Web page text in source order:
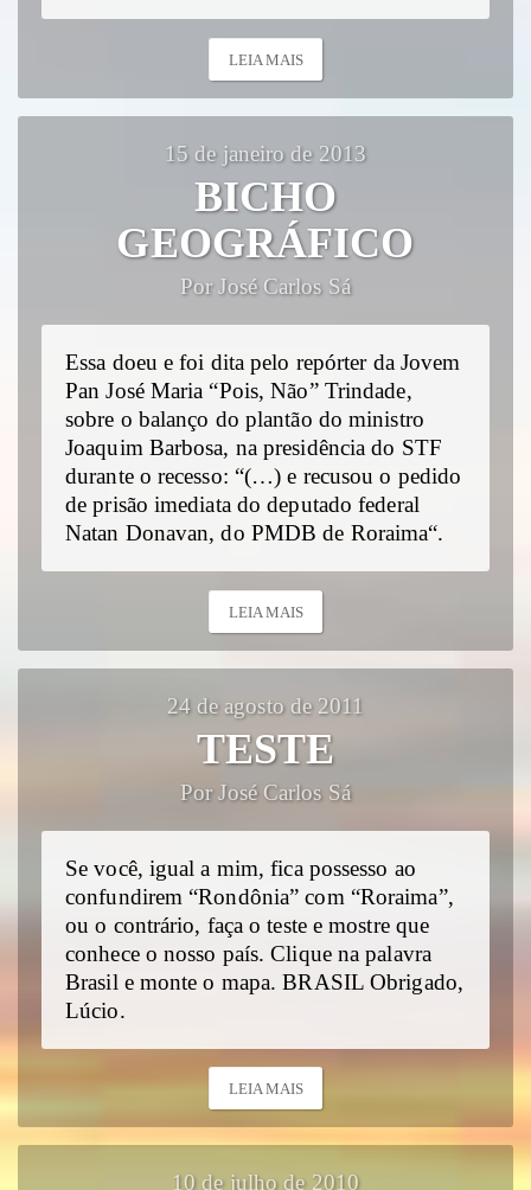
LEIA MAIS
15 de janeiro de 2013
BICHO
GEOGRÁFICO
Por José Carlos Sá
Essa doeu e foi dita pelo repórter da Jovem
Pan José Maria “Pois, Não” Trindade,
sobre o balanço do plantão do ministro
Joaquim Barbosa, na presidência do STF
durante o recesso: “(…) e recusou o pedido
de prisão imediata do deputado federal
Natan Donavan, do PMDB de Roraima“.
LEIA MAIS
24 de agosto de 2011
TESTE
Por José Carlos Sá
Se você, igual a mim, fica possesso ao
confundirem “Rondônia” com “Roraima”,
ou o contrário, faça o teste e mostre que
conhece o nosso país. Clique na palavra
Brasil e monte o mapa. BRASIL Obrigado,
Lúcio.
LEIA MAIS
10 de julho de 2010